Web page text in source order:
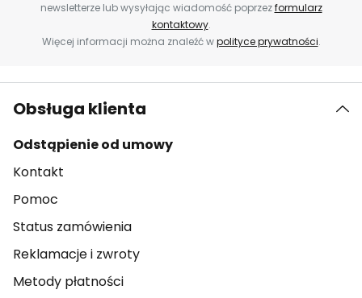
newsletterze lub wysyłając wiadomość poprzezformularz
kontaktowy.
Więcej informacji można znaleźć wpolityce prywatności.
Obsługa klienta
Odstąpienie od umowy
Kontakt
Pomoc
Status zamówienia
Reklamacje i zwroty
Metody płatności